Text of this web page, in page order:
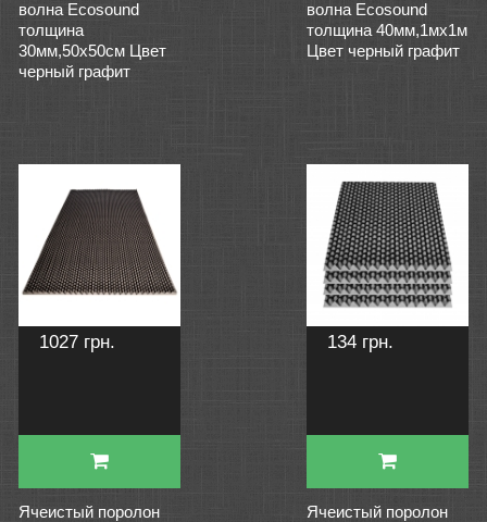
волна Ecosound
толщина
30мм,50х50см Цвет
черный графит
волна Ecosound
толщина 40мм,1мх1м
Цвет черный графит
1027 грн.
Ячеистый поролон
134 грн.
Ячеистый поролон